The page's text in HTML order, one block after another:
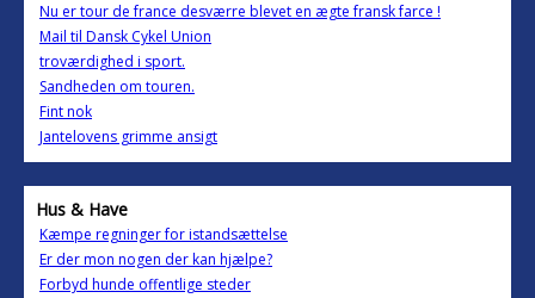
Nu er tour de france desværre blevet en ægte fransk farce !
Mail til Dansk Cykel Union
troværdighed i sport.
Sandheden om touren.
Fint nok
Jantelovens grimme ansigt
Hus & Have
Kæmpe regninger for istandsættelse
Er der mon nogen der kan hjælpe?
Forbyd hunde offentlige steder